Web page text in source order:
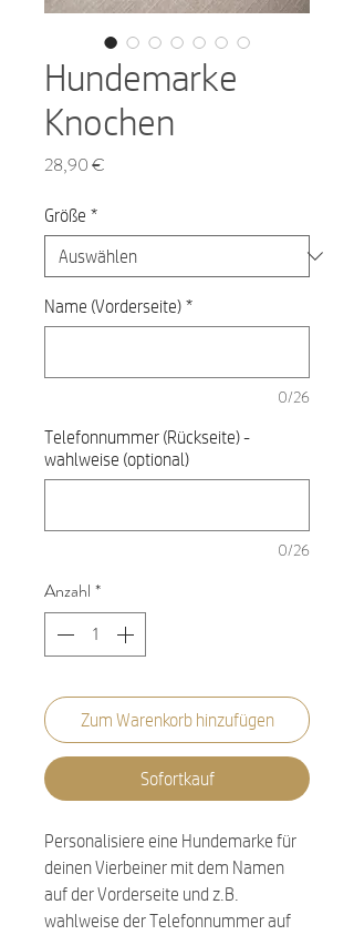
Hundemarke
Knochen
28,90 €
Größe *
Name (Vorderseite) *
0/26
Telefonnummer (Rückseite) -
wahlweise (optional)
0/26
Anzahl *
Zum Warenkorb hinzufügen
Sofortkauf
Personalisiere eine Hundemarke für
deinen Vierbeiner mit dem Namen
auf der Vorderseite und z.B.
wahlweise der Telefonnummer auf